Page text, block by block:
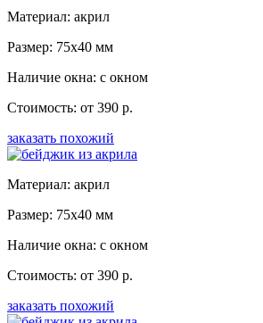
Материал: акрил
Размер: 75x40 мм
Наличие окна: с окном
Стоимость: от 390 р.
заказать похожий
Материал: акрил
Размер: 75x40 мм
Наличие окна: с окном
Стоимость: от 390 р.
заказать похожий